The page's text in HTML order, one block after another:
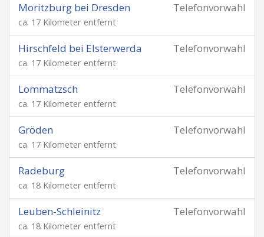
Telefonvorwahl
Moritzburg bei Dresden
ca. 17 Kilometer entfernt
Telefonvorwahl
Hirschfeld bei Elsterwerda
ca. 17 Kilometer entfernt
Telefonvorwahl
Lommatzsch
ca. 17 Kilometer entfernt
Telefonvorwahl
Gröden
ca. 17 Kilometer entfernt
Telefonvorwahl
Radeburg
ca. 18 Kilometer entfernt
Telefonvorwahl
Leuben-Schleinitz
ca. 18 Kilometer entfernt